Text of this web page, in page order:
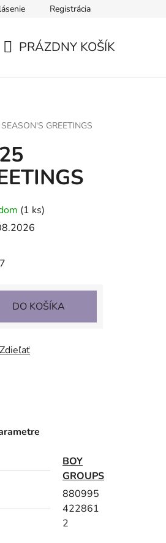
Registrácia
PRÁZDNY KOŠÍK
GREETINGS
(1 ks)
DO KOŠÍKA
Zdieľať
BOY
GROUPS
880995
422861
2